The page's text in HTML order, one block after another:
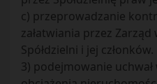
c) przeprowadzanie
załatwiania przez
Spółdzielni i jej członków.
3) podejmowanie uchwał